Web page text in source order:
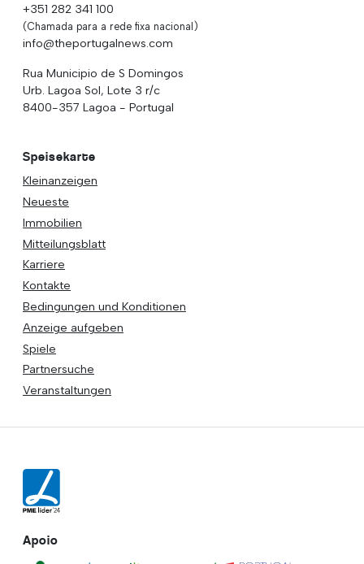
+351 282 341 100
(Chamada para a rede fixa nacional)
info@theportugalnews.com
Rua Municipio de S Domingos
Urb. Lagoa Sol, Lote 3 r/c
8400-357 Lagoa - Portugal
Speisekarte
Kleinanzeigen
Neueste
Immobilien
Mitteilungsblatt
Karriere
Kontakte
Bedingungen und Konditionen
Anzeige aufgeben
Spiele
Partnersuche
Veranstaltungen
Apoio